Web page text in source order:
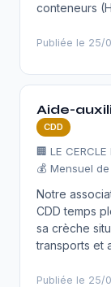
conteneurs
Publiée le 25/
Aide-
CDD
🏢 LE CERCLE
💰 Mensuel
Notre
CDD temps
sa crèche
transports et
Publiée le 25/